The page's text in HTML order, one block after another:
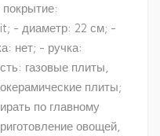
- диаметр: 22 см; -
нет; - ручка:
газовые плиты,
плиты;
по главному
овощей,